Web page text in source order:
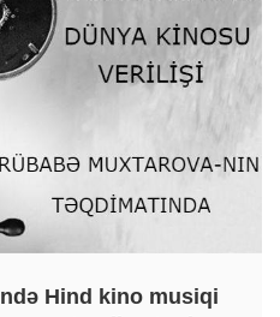
Hind kino musiqi